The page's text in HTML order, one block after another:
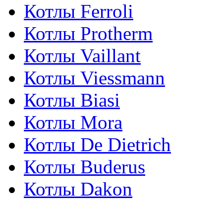
Котлы Ferroli
Котлы Protherm
Котлы Vaillant
Котлы Viessmann
Котлы Biasi
Котлы Mora
Котлы De Dietrich
Котлы Buderus
Котлы Dakon